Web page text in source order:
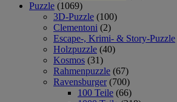
Puzzle (1069)
3D-Puzzle (100)
Clementoni (2)
Escape-, Krimi- & Story-Puzzle
Holzpuzzle (40)
Kosmos (31)
Rahmenpuzzle (67)
Ravensburger (700)
100 Teile (66)